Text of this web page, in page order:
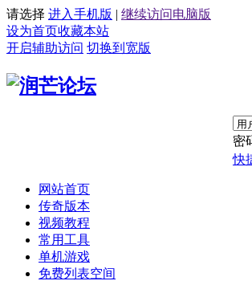
请选择 进入手机版 | 继续访问电脑版
设为首页收藏本站
开启辅助访问 切换到宽版
密
快
网站首页
传奇版本
视频教程
常用工具
单机游戏
免费列表空间